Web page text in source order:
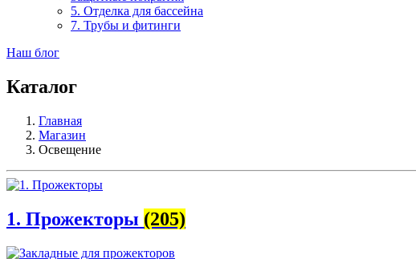
5. Отделка для бассейна
7. Трубы и фитинги
Наш блог
Каталог
Главная
Магазин
Освещение
1. Прожекторы (205)